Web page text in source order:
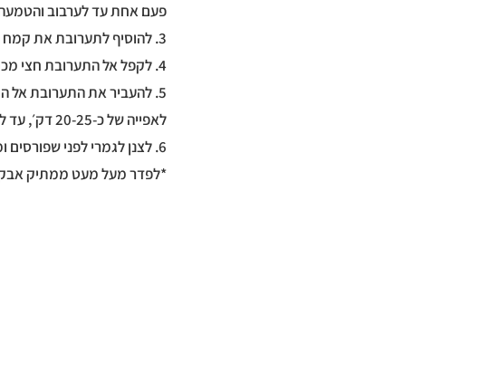
פעם אחת עד לערבוב
3. להוסיף לתערובת את קמח השקדים ואת אבקת החלבון והמלח ולערבב היטב.
4. לקפל אל התערובת חצי מכמות השוקולד.
5. להעביר את התערובת אל
לאפייה של כ-20-25 דק׳, עד להזהבה קלה.
6. לצנן לגמרי לפני שפורסים ומגישים.
*לפדר מעל מעט ממתיק